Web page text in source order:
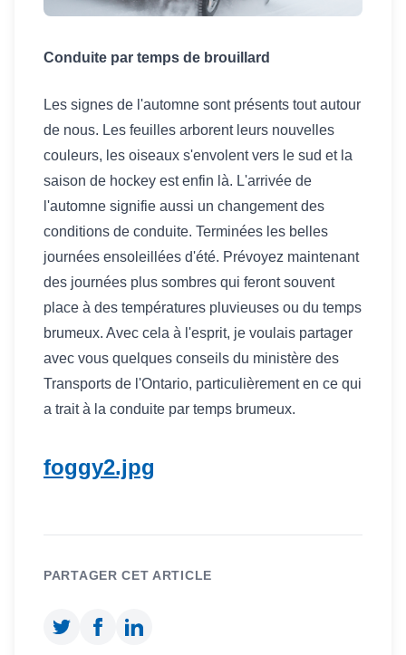
Conduite par temps de brouillard
Les signes de l'automne sont présents tout autour
de nous. Les feuilles arborent leurs nouvelles
couleurs, les oiseaux s'envolent vers le sud et la
saison de hockey est enfin là. L'arrivée de
l'automne signifie aussi un changement des
conditions de conduite. Terminées les belles
journées ensoleillées d'été. Prévoyez maintenant
des journées plus sombres qui feront souvent
place à des températures pluvieuses ou du temps
brumeux. Avec cela à l'esprit, je voulais partager
avec vous quelques conseils du ministère des
Transports de l'Ontario, particulièrement en ce qui
a trait à la conduite par temps brumeux.
foggy2.jpg
PARTAGER CET ARTICLE